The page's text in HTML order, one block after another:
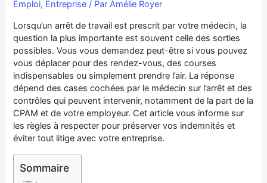
Emploi, Entreprise / ParAmélie Royer
Lorsqu’un arrêt de travail est prescrit par votre médecin, la
question la plus importante est souvent celle des sorties
possibles. Vous vous demandez peut-être si vous pouvez
vous déplacer pour des rendez-vous, des courses
indispensables ou simplement prendre l’air. La réponse
dépend des cases cochées par le médecin sur l’arrêt et des
contrôles qui peuvent intervenir, notamment de la part de la
CPAM et de votre employeur. Cet article vous informe sur
les règles à respecter pour préserver vos indemnités et
éviter tout litige avec votre entreprise.
Sommaire